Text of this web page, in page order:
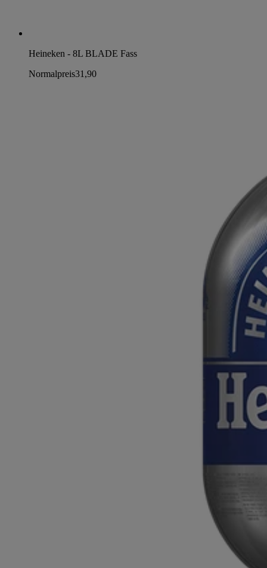
Heineken - 8L BLADE Fass
Normalpreis31,90